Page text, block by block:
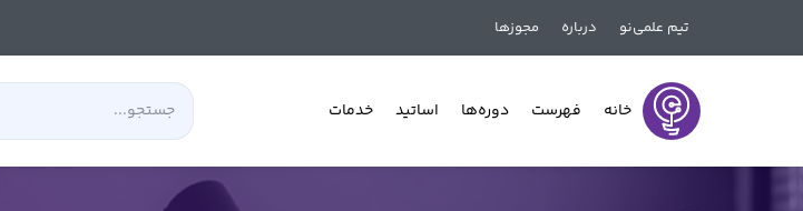
تیم علمی‌نو درباره مجوزها
خانه فهرست دوره‌ها اساتید خدمات